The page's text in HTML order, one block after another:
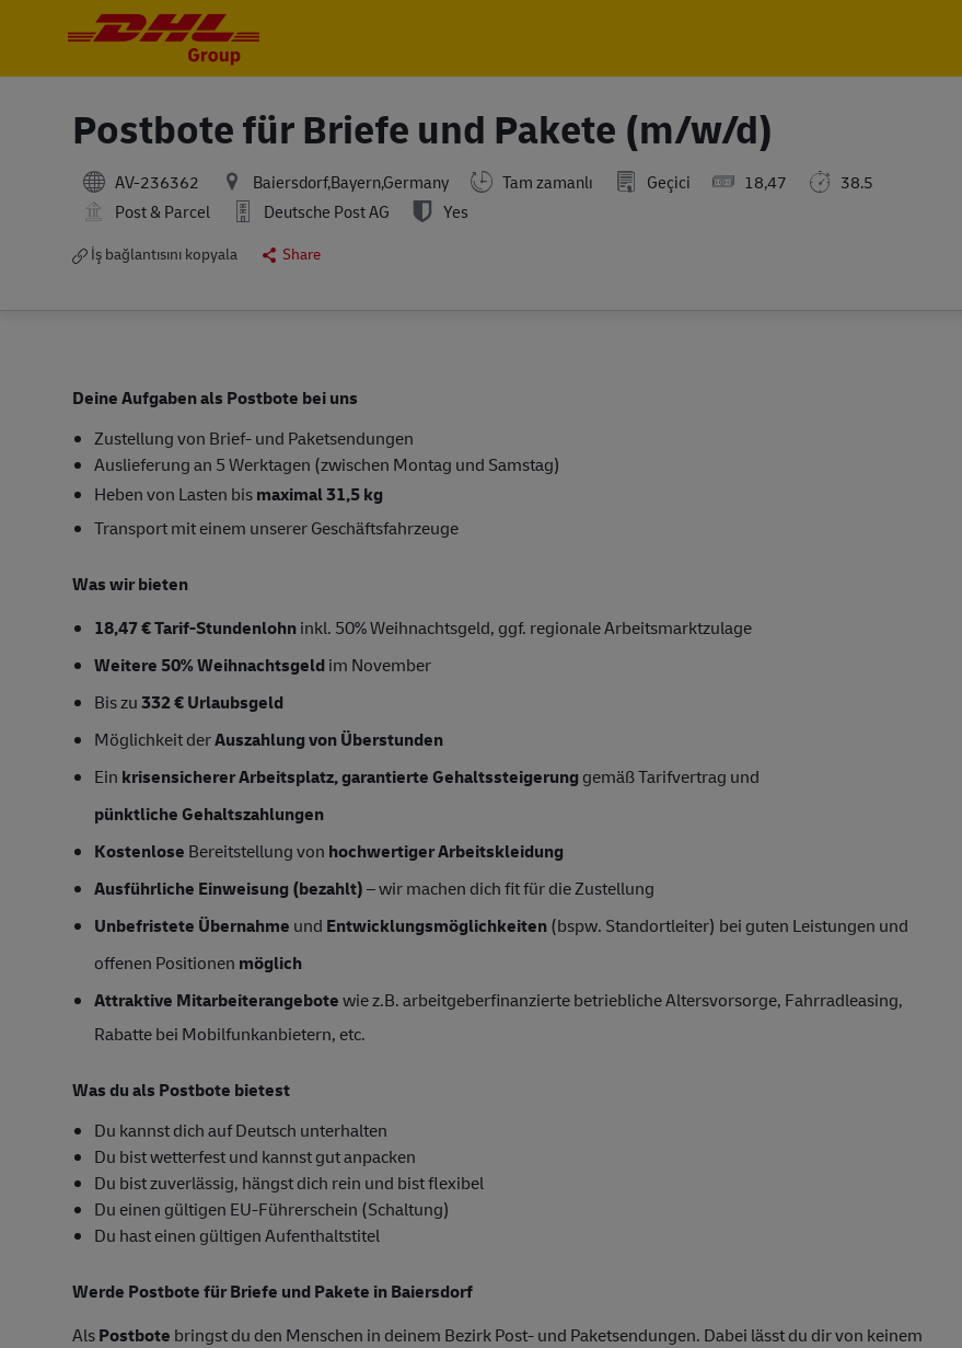
Postbote für Briefe und Pakete (m/w/d)
AV-236362 Baiersdorf,Bayern,Germany Tam zamanlı Geçici 18,47
38.5
Post & Parcel
Deutsche Post AG Yes
İş bağlantısını kopyala Share
Deine Aufgaben als Postbote bei uns
Zustellung von Brief- und Paketsendungen
Auslieferung an 5 Werktagen (zwischen Montag und Samstag)
Heben von Lasten bismaximal 31,5 kg
Transport mit einem unserer Geschäftsfahrzeuge
Was wir bieten
18,47 € Tarif-Stundenlohninkl. 50% Weihnachtsgeld, ggf. regionale Arbeitsmarktzulage
Weitere 50% Weihnachtsgeldim November
Bis zu332 € Urlaubsgeld
Möglichkeit derAuszahlung von Überstunden
Ein krisensicherer Arbeitsplatz, garantierte Gehaltssteigerung gemäß Tarifvertrag und
pünktliche Gehaltszahlungen
Kostenlose Bereitstellung von hochwertiger Arbeitskleidung
Ausführliche Einweisung (bezahlt)– wir machen dich fit für die Zustellung
Unbefristete Übernahme und Entwicklungsmöglichkeiten(bspw. Standortleiter) bei guten Leistungen und
offenen Positionen möglich
Attraktive Mitarbeiterangebotewie z.B. arbeitgeberfinanzierte betriebliche Altersvorsorge, Fahrradleasing,
Rabatte bei Mobilfunkanbietern, etc.
Was du als Postbote bietest
Du kannst dich auf Deutsch unterhalten
Du bist wetterfest und kannst gut anpacken
Du bist zuverlässig, hängst dich rein und bist flexibel
Du einen gültigen EU-Führerschein (Schaltung)
Du hast einen gültigen Aufenthaltstitel
Werde Postbote für Briefe und Pakete in Baiersdorf
AlsPostbote bringst du den Menschen in deinem Bezirk Post- und Paketsendungen. Dabei lässt du dir von keinem